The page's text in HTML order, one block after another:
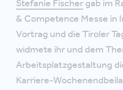
Stefanie Fischer gab im
& Competence Messe in
Vortrag und die Tiroler
widmete ihr und dem
Arbeitsplatzgestaltung
Karriere-